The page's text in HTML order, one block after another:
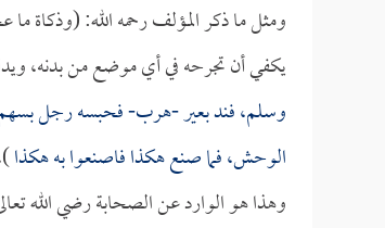
ومثل ما ذكر المؤلف رحمه الله: (وذكاة ما
يكفي أن تجرحه في أي موضع من بدنه،
وسلم، فند بعير -هرب- فحبسه رجل بسهم،
الوحش، فما صنع هكذا فاصنعوا به هكذا
وهذا هو الوارد عن الصحابة رضي الله